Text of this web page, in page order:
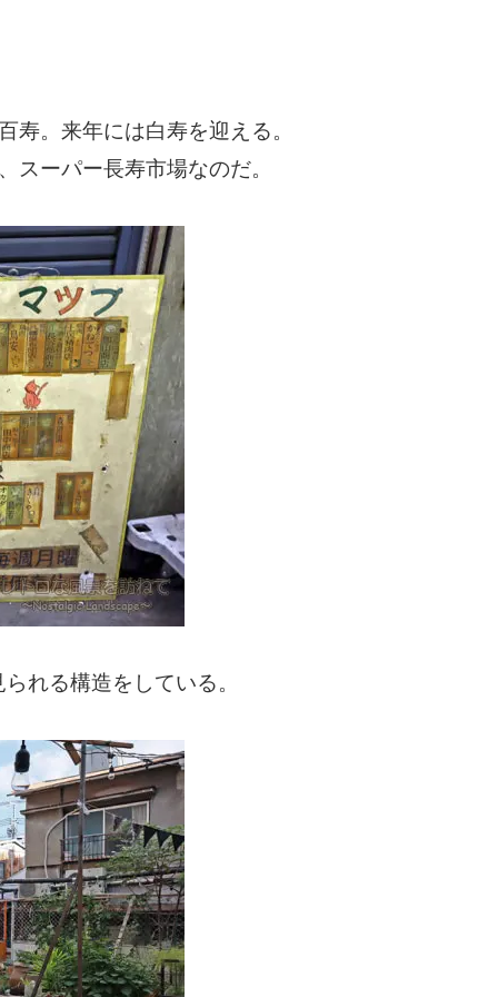
寿。来年には白寿を迎える。
スーパー長寿市場なのだ。
れる構造をしている。